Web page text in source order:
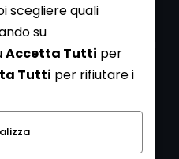
di archeologia realizzata
iscriviti alla nostra
dichiara di aver letto
al trattamento
scegliere quali
su
Accetta Tutti per
Tutti per rifiutare i